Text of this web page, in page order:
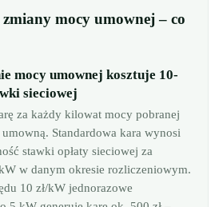
mocy umownej – co
mocy umownej kosztuje 10-
sieciowej
za każdy kilowat mocy pobranej
Standardowa kara wynosi
stawki opłaty sieciowej za
w danym okresie rozliczeniowym.
10 zł/kW jednorazowe